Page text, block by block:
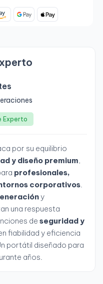
Experto
por su equilibrio
y diseño premium,
profesionales,
corporativos.
y
una respuesta
de seguridad y
fiabilidad y eficiencia
portátil diseñado para
años.